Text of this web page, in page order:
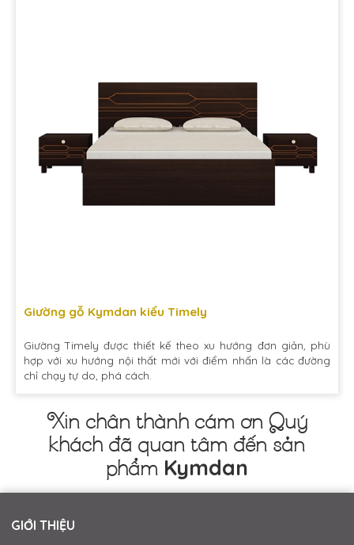
Giường gỗ Kymdan kiểu Timely
Giường Timely được thiết kế theo xu hướng đơn giản, phù
hợp với xu hướng nội thất mới với điểm nhấn là các đường
chỉ chạy tự do, phá cách.
Xin chân thành cám ơn Quý
khách đã quan tâm đến sản
phẩm Kymdan
GIỚI THIỆU